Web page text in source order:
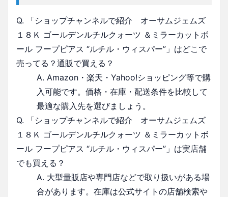
Q. 「ショップチャンネルで紹介 オーサムジェムズ
１８Ｋ ゴールデンルチルクォーツ ＆ミラーカットボ
ール フープピアス “ルチル・ウィスパー”」はどこで
売ってる？通販で買える？
A. Amazon・楽天・Yahoo!ショッピング等で購
入可能です。価格・在庫・配送条件を比較して
最適な購入先を選びましょう。
Q. 「ショップチャンネルで紹介 オーサムジェムズ
１８Ｋ ゴールデンルチルクォーツ ＆ミラーカットボ
ール フープピアス “ルチル・ウィスパー”」は実店舗
でも買える？
A. 大型量販店や専門店などで取り扱いがある場
合があります。在庫は公式サイトの店舗検索や